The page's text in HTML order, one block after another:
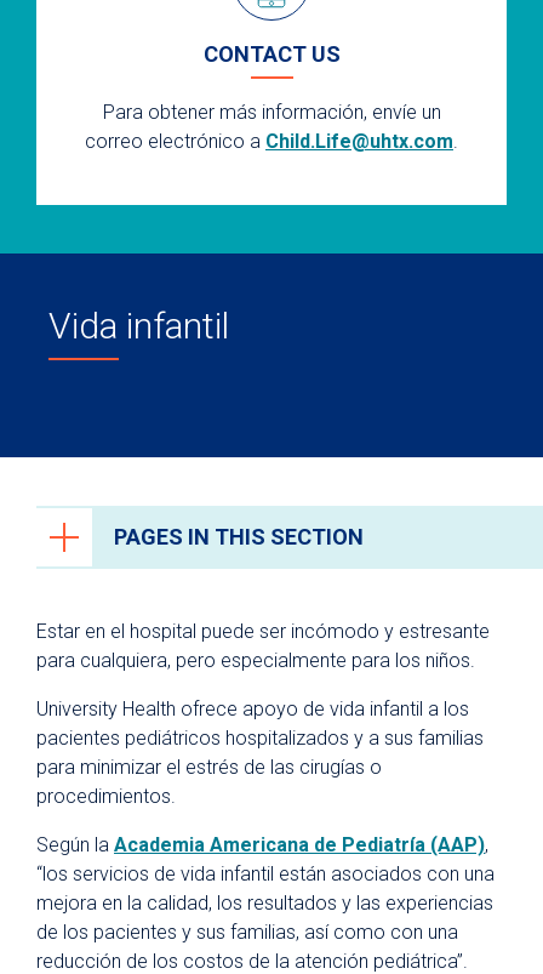
CONTACT US
Para obtener más información, envíe un
correo electrónico a Child.Life@uhtx.com.
Vida infantil
PAGES IN THIS SECTION
¿Por qué University Health?
Facturación y seguros médicos
Portal del paciente
Parking
Citas de telemedicina
Fitness Center
Estar en el hospital puede ser incómodo y estresante
para cualquiera, pero especialmente para los niños.
University Health ofrece apoyo de vida infantil a los
pacientes pediátricos hospitalizados y a sus familias
para minimizar el estrés de las cirugías o
procedimientos.
Según la Academia Americana de Pediatría (AAP),
“los servicios de vida infantil están asociados con una
mejora en la calidad, los resultados y las experiencias
de los pacientes y sus familias, así como con una
reducción de los costos de la atención pediátrica”.